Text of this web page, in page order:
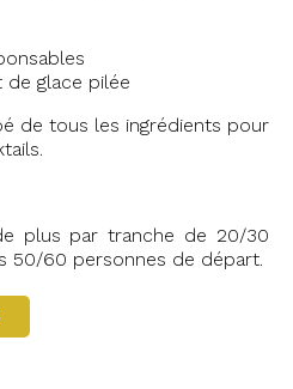
de glace pilée
de tous les ingrédients pour
plus par tranche de 20/30
50/60 personnes de départ.